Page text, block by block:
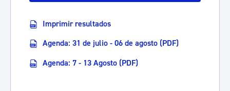
Imprimir resultados
Agenda: 31 de julio - 06 de agosto (PDF)
Agenda: 7 - 13 Agosto (PDF)